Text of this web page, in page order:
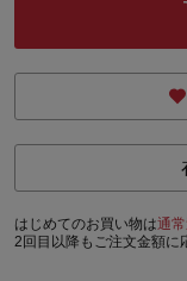
はじめてのお買い物は通常
2回目以降もご注文金額に